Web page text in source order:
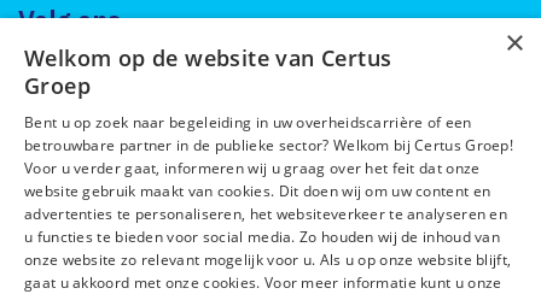
Volg ons
Algemene voorwaarden
Privacyverklaring
Cookiebeleid
×
Welkom op de website van Certus
Groep
Bent u op zoek naar begeleiding in uw overheidscarrière of een
betrouwbare partner in de publieke sector? Welkom bij Certus Groep!
Voor u verder gaat, informeren wij u graag over het feit dat onze
website gebruik maakt van cookies. Dit doen wij om uw content en
advertenties te personaliseren, het websiteverkeer te analyseren en
u functies te bieden voor social media. Zo houden wij de inhoud van
onze website zo relevant mogelijk voor u. Als u op onze website blijft,
gaat u akkoord met onze cookies. Voor meer informatie kunt u onze